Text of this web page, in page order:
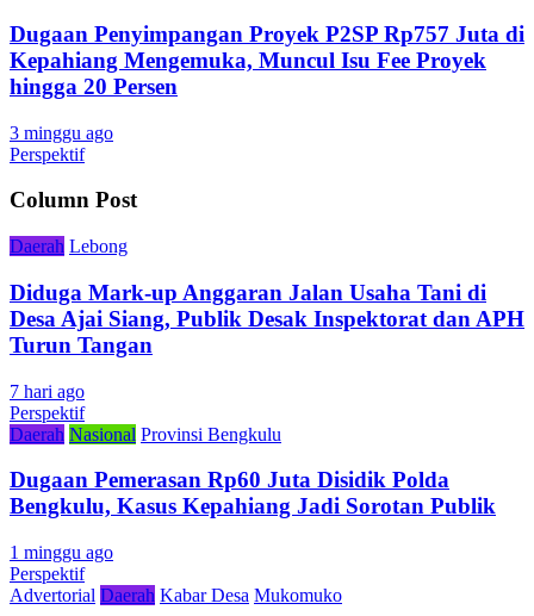
Dugaan Penyimpangan Proyek P2SP Rp757 Juta di
Kepahiang Mengemuka, Muncul Isu Fee Proyek
hingga 20 Persen
3 minggu ago
Perspektif
Column Post
Daerah Lebong
Diduga Mark-up Anggaran Jalan Usaha Tani di
Desa Ajai Siang, Publik Desak Inspektorat dan APH
Turun Tangan
7 hari ago
Perspektif
Daerah Nasional Provinsi Bengkulu
Dugaan Pemerasan Rp60 Juta Disidik Polda
Bengkulu, Kasus Kepahiang Jadi Sorotan Publik
1 minggu ago
Perspektif
Advertorial Daerah Kabar Desa Mukomuko